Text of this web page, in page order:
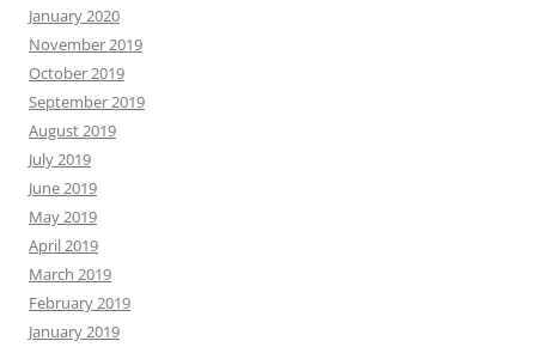
January 2020
November 2019
October 2019
September 2019
August 2019
July 2019
June 2019
May 2019
April 2019
March 2019
February 2019
January 2019